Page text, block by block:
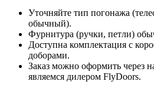
Уточняйте тип погонажа
обычный).
Фурнитура (ручки, петли)
Доступна комплектация с
доборами.
Заказ можно оформить через
являемся дилером FlyDoors.